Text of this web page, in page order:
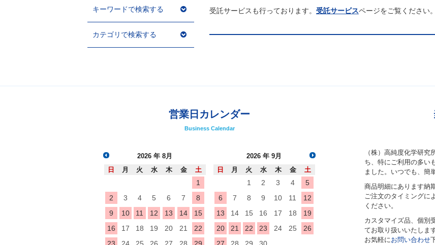
キーワードで検索する
カテゴリで検索する
受託サービスも行っております。 受託サービスページをご覧ください。
（株）高純度化学研
ち、特にご利用の多い
ました。いつでも、簡
商品明細にあります納
ご注文のタイミングに
ください。
カスタマイズ品、個別
てお取り扱いいたします
お気軽にお問い合わせ
営業日カレンダー
Business Calendar
2026 年 8月
日
月 火 水 木 金 土
1
2
3 4 5 6 7
8
9
10 11 12 13 14
15
16
17 18 19 20 21
22
23
24 25 26 27 28 29
2026 年 9月
日
月 火 水 木 金 土
1 2 3 4
5
6
7 8 9 10 11
12
13
14 15 16 17 18
19
20
21 22 23 24 25
26
27
28 29 30